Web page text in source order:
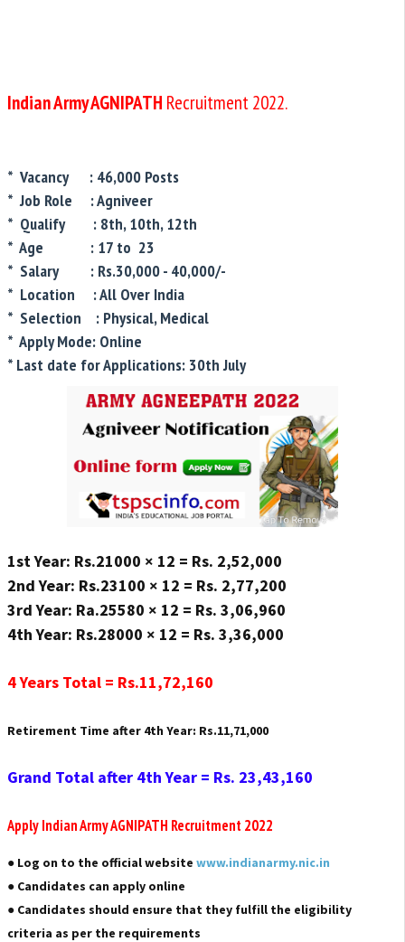
Indian Army AGNIPATH Recruitment 2022.
* Vacancy : 46,000 Posts
* Job Role : Agniveer
* Qualify : 8th, 10th, 12th
* Age : 17 to 23
* Salary : Rs.30,000 - 40,000/-
* Location : All Over India
* Selection : Physical, Medical
* Apply Mode: Online
* Last date for Applications: 30th July
1st Year: Rs.21000 × 12 = Rs. 2,52,000
2nd Year: Rs.23100 × 12 = Rs. 2,77,200
3rd Year: Ra.25580 × 12 = Rs. 3,06,960
4th Year: Rs.28000 × 12 = Rs. 3,36,000
4 Years Total = Rs.11,72,160
Retirement Time after 4th Year: Rs.11,71,000
Grand Total after 4th Year = Rs. 23,43,160
Apply Indian Army AGNIPATH Recruitment 2022
● Log on to the official website www.indianarmy.nic.in
● Candidates can apply online
● Candidates should ensure that they fulfill the eligibility
criteria as per the requirements